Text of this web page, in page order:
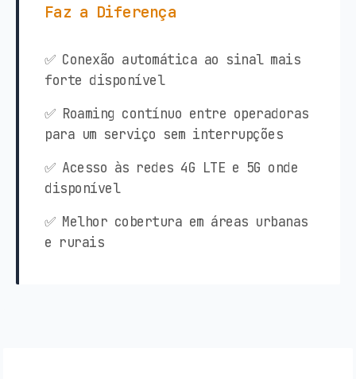
Faz a Diferença
✅ Conexão automática ao sinal mais
forte disponível
✅ Roaming contínuo entre operadoras
para um serviço sem interrupções
✅ Acesso às redes 4G LTE e 5G onde
disponível
✅ Melhor cobertura em áreas urbanas
e rurais